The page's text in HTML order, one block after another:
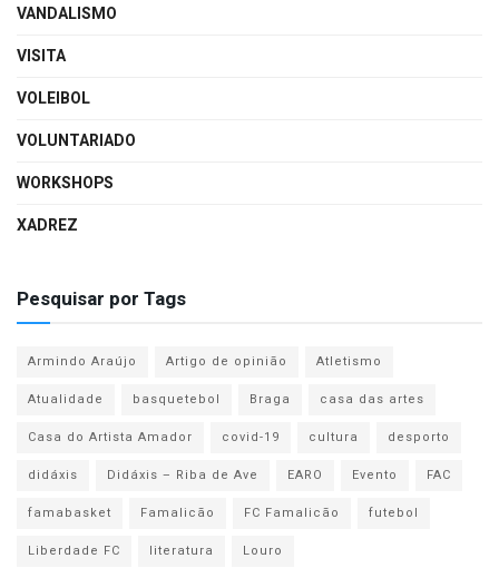
VANDALISMO
VISITA
VOLEIBOL
VOLUNTARIADO
WORKSHOPS
XADREZ
Pesquisar por Tags
Armindo Araújo Artigo de opinião
Atletismo
Atualidade
basquetebol Braga
casa das artes
Casa do Artista Amador
covid-19 cultura
desporto
didáxis
Didáxis – Riba de Ave EARO Evento
FAC
famabasket
Famalicão FC Famalicão
futebol
Liberdade FC
literatura
Louro